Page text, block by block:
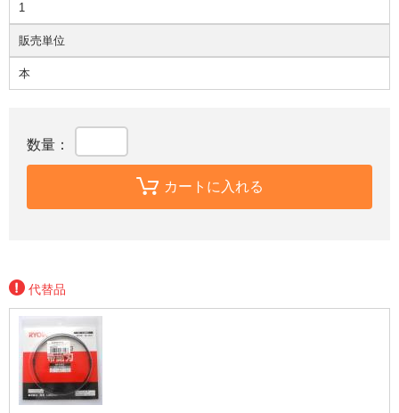
1
販売単位
本
数量：
カートに入れる
代替品